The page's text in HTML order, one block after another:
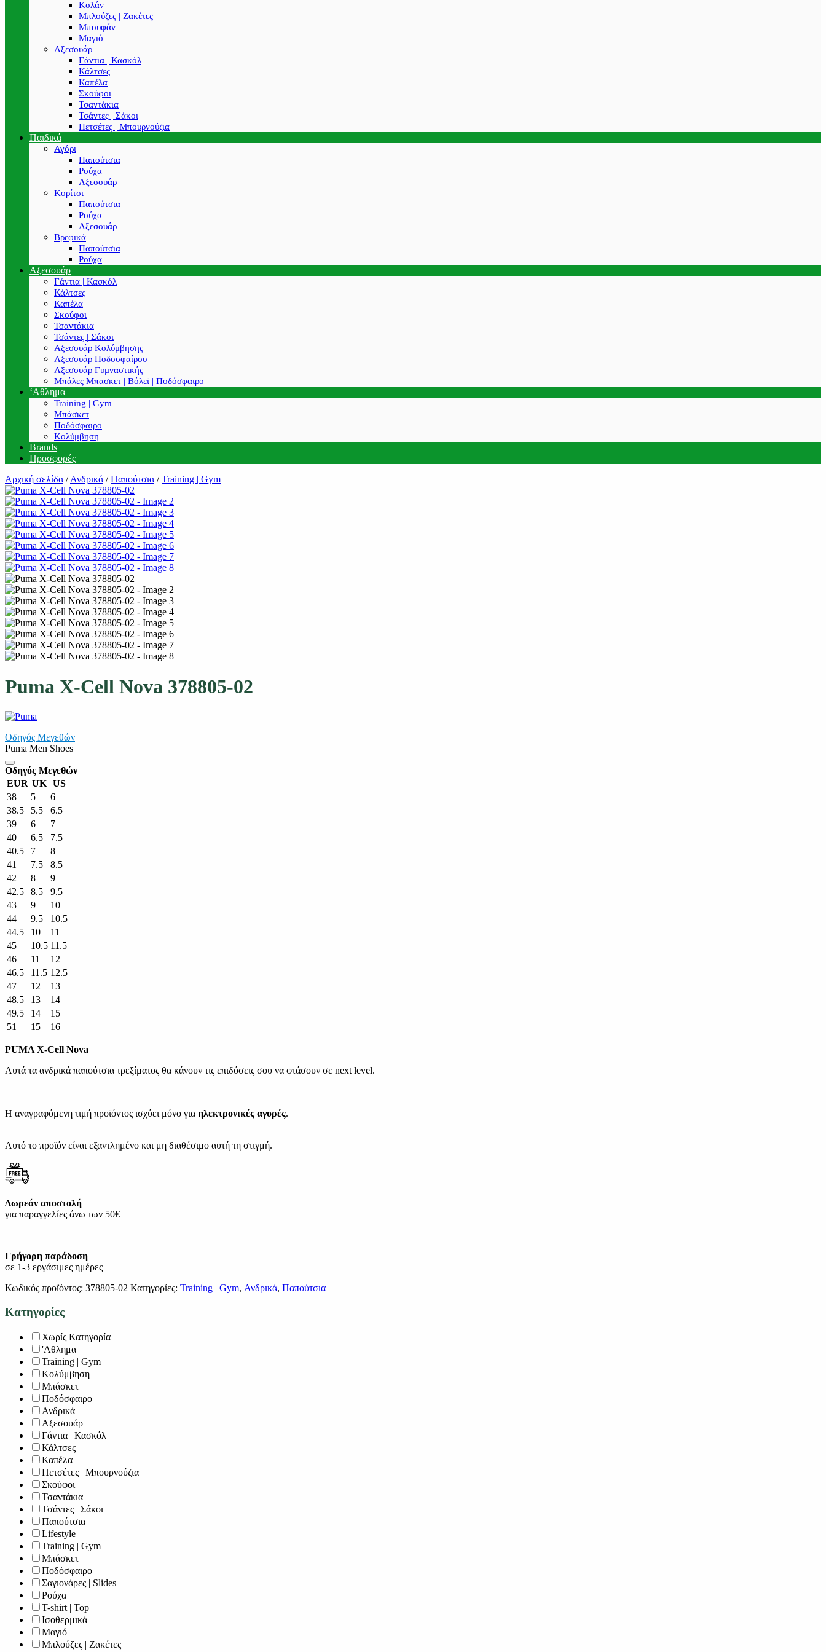
Κολάν
Μπλούζες | Ζακέτες
Μπουφάν
Μαγιό
Αξεσουάρ
Γάντια | Κασκόλ
Κάλτσες
Καπέλα
Σκούφοι
Τσαντάκια
Τσάντες | Σάκοι
Πετσέτες | Μπουρνούζια
Παιδικά
Αγόρι
Παπούτσια
Ρούχα
Αξεσουάρ
Κορίτσι
Παπούτσια
Ρούχα
Αξεσουάρ
Βρεφικά
Παπούτσια
Ρούχα
Αξεσουάρ
Γάντια | Κασκόλ
Κάλτσες
Καπέλα
Σκούφοι
Τσαντάκια
Τσάντες | Σάκοι
Αξεσουάρ Κολύμβησης
Αξεσουάρ Ποδοσφαίρου
Αξεσουάρ Γυμναστικής
Μπάλες Μπασκετ | Βόλεϊ | Ποδόσφαιρο
‘Αθλημα
Training | Gym
Μπάσκετ
Ποδόσφαιρο
Κολύμβηση
Brands
Προσφορές
Αρχική σελίδα /Ανδρικά / Παπούτσια / Training | Gym
Puma X-Cell Nova 378805-02
Οδηγός Μεγεθών
Puma Men Shoes
Οδηγός Μεγεθών
EUR UK US
38
5
6
38.5
5.5
6.5
39
6
7
40
6.5
7.5
40.5
7
8
41
7.5
8.5
42
8
9
42.5
8.5
9.5
43
9
10
44
9.5
10.5
44.5
10
11
45
10.5 11.5
46
11
12
46.5
11.5 12.5
47
12
13
48.5
13
14
49.5
14
15
51
15 16
PUMA X-Cell Nova
Αυτά τα ανδρικά παπούτσια τρεξίματος θα κάνουν τις επιδόσεις σου να φτάσουν σε next level.
Η αναγραφόμενη τιμή προϊόντος ισχύει μόνο για ηλεκτρονικές αγορές.
Αυτό το προϊόν είναι εξαντλημένο και μη διαθέσιμο αυτή τη στιγμή.
Δωρεάν αποστολή
για παραγγελίες άνω των 50€
Γρήγορη παράδοση
σε 1-3 εργάσιμες ημέρες
Κωδικός προϊόντος: 378805-02 Κατηγορίες: Training | Gym, Ανδρικά, Παπούτσια
Κατηγορίες
Χωρίς Κατηγορία
'Αθλημα
Training | Gym
Κολύμβηση
Μπάσκετ
Ποδόσφαιρο
Ανδρικά
Αξεσουάρ
Γάντια | Κασκόλ
Κάλτσες
Καπέλα
Πετσέτες | Μπουρνούζια
Σκούφοι
Τσαντάκια
Τσάντες | Σάκοι
Παπούτσια
Lifestyle
Training | Gym
Μπάσκετ
Ποδόσφαιρο
Σαγιονάρες | Slides
Ρούχα
T-shirt | Top
Ισοθερμικά
Μαγιό
Μπλούζες | Ζακέτες